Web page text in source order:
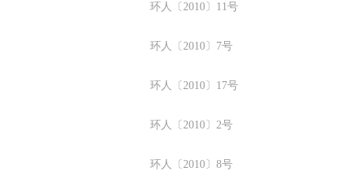
环人〔2010〕11号
环人〔2010〕7号
环人〔2010〕17号
环人〔2010〕2号
环人〔2010〕8号